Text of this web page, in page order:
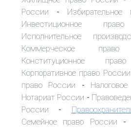
России -
Инвестиционное
Исполнительное
Коммерческое
Конституционное
Корпоративное право России
право России -
Нотариат России -
России -
Семейное право России -